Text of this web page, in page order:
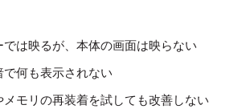
では映るが、本体の画面は映らない
で何も表示されない
メモリの再装着を試しても改善しない